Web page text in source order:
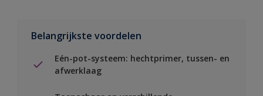
Belangrijkste voordelen
Eén-pot-systeem: hechtprimer, tussen- en
afwerklaag